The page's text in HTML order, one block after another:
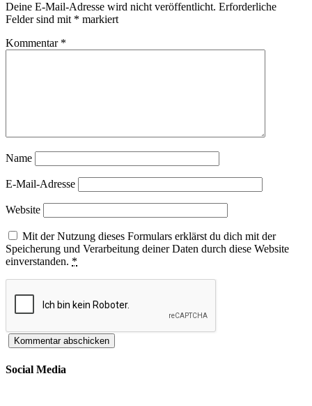
Deine E-Mail-Adresse wird nicht veröffentlicht. Erforderliche
Felder sind mit * markiert
Kommentar *
Name
E-Mail-Adresse
Website
Mit der Nutzung dieses Formulars erklärst du dich mit der
Speicherung und Verarbeitung deiner Daten durch diese Website
einverstanden. *
Social Media